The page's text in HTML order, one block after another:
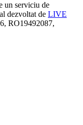
un serviciu de
dezvoltat de LIVE
RO19492087,